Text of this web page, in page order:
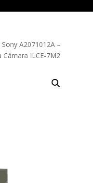
A2071012A –
ILCE-7M2